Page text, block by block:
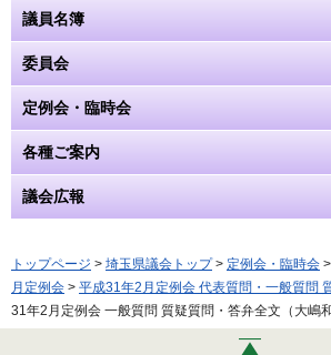
議員名簿
委員会
定例会・臨時会
各種ご案内
議会広報
トップページ > 埼玉県議会トップ> 定例会・臨時会 >
月定例会 > 平成31年2月定例会 代表質問・一般質問
31年2月定例会 一般質問 質疑質問・答弁全文（大嶋和